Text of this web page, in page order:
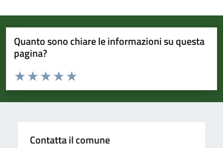
Quanto sono chiare le informazioni su questa
pagina?
Valuta da 1 a 5 stelle la pagina
Valuta 5 stelle su 5
Valuta 4 stelle su 5
Valuta 3 stelle su 5
Valuta 2 stelle su 5
Valuta 1 stelle su 5
Contatta il comune